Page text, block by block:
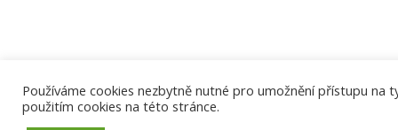
Používáme cookies nezbytně nutné pro umožnění přístupu na
použitím cookies na této stránce.